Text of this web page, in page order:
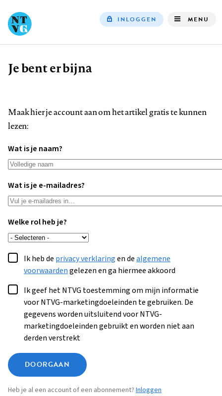
INLOGGEN MENU
Kruimelpad
Je bent er bijna
Maak hier je account aan om het artikel gratis te kunnen
lezen:
Wat is je naam?
Wat is je e-mailadres?
Welke rol heb je?
Ik heb de privacy verklaringen dealgemene
voorwaardengelezen en ga hiermee akkoord
Ik geef het NTVG toestemming om mijn informatie
voor NTVG-marketingdoeleinden te gebruiken. De
gegevens worden uitsluitend voor NTVG-
marketingdoeleinden gebruikt en worden niet aan
derden verstrekt
DOORGAAN
Heb je al een account of een abonnement? Inloggen